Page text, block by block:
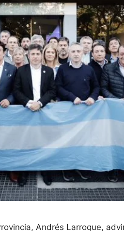
Andrés Larroque,